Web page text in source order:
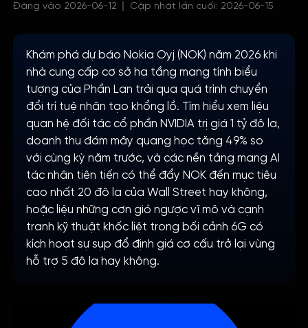
Đăng vào 2026-06-12
Cập nhật lần cuối: 2026-06-15
Khám phá dự báo Nokia Oyj (NOK) năm 2026 khi
nhà cung cấp cơ sở hạ tầng mang tính biểu
tượng của Phần Lan trải qua quá trình chuyển
đổi trí tuệ nhân tạo khổng lồ. Tìm hiểu xem liệu
quan hệ đối tác cổ phần NVIDIA trị giá 1 tỷ đô la,
doanh thu đám mây quang học tăng 49% so
với cùng kỳ năm trước, và các nền tảng mạng AI
tác nhân tiên tiến có thể đẩy NOK đến mục tiêu
cao nhất 20 đô la của Wall Street hay không,
hoặc liệu những cơn gió ngược vĩ mô và cạnh
tranh kỹ thuật khốc liệt trong bối cảnh 6G có
kích hoạt sự sụp đổ định giá cơ cấu trở lại vùng
hỗ trợ 5 đô la hay không.